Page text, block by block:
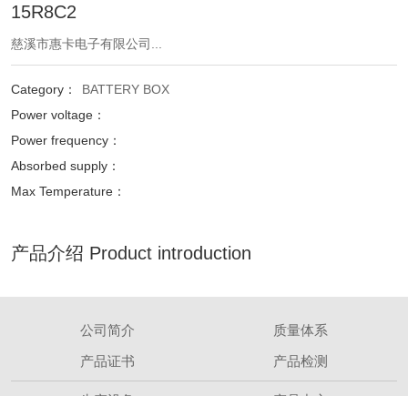
15R8C2
慈溪市惠卡电子有限公司...
Category：
BATTERY BOX
Power voltage：
Power frequency：
Absorbed supply：
Max Temperature：
产品介绍 Product introduction
公司简介
产品证书
质量体系
产品检测